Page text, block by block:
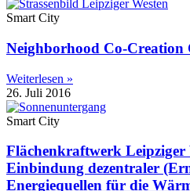
Smart City
Neighborhood Co-Creation
Weiterlesen »
26. Juli 2016
Smart City
Flächenkraftwerk Leipziger
Einbindung dezentraler
Energiequellen für die